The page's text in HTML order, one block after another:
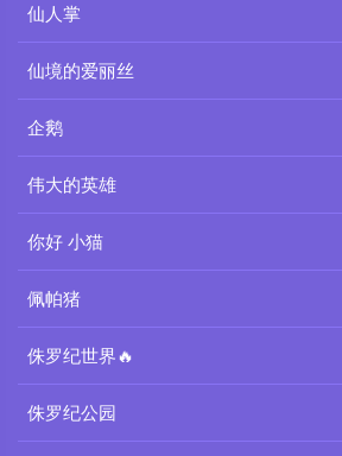
仙人掌
仙境的爱丽丝
企鹅
伟大的英雄
你好 小猫
佩帕猪
侏罗纪世界🔥
侏罗纪公园